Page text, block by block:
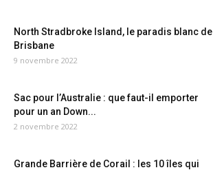
North Stradbroke Island, le paradis blanc de
Brisbane
9 novembre 2022
Sac pour l’Australie : que faut-il emporter
pour un an Down...
2 novembre 2022
Grande Barrière de Corail : les 10 îles qui